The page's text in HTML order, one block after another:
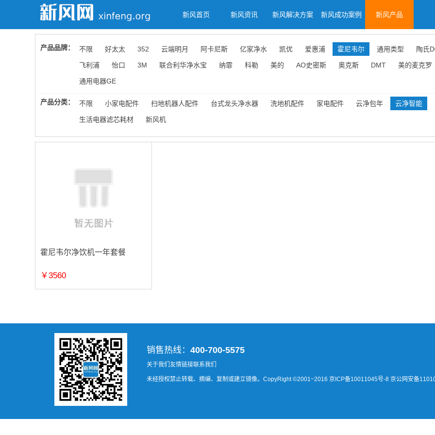
新风首页 新风资讯 新风解决方案 新风成功案例 新风产品
产品品牌： 不限 好太太 352 云端明月 阿卡尼斯 亿家净水 凯优 爱惠浦 霍尼韦尔 通用类型 陶氏
飞利浦 怡口 3M 联合利华净水宝 纳霏 科勒 美的 AO史密斯 奥克斯 DMT 美的麦克罗
通用电器GE
产品分类： 不限 小家电配件 扫地机器人配件 台式龙头净水器 洗地机配件 家电配件 云净包年 云净智能
生活电器滤芯耗材 新风机
霍尼韦尔净饮机一年套餐
￥3560
销售热线： 400-700-5575
关于我们 友情链接联系我们
未经授权禁止转载、摘编、复制或建立镜像。CopyRight ©2001~2016 京ICP备10011045号-8 京公网安备